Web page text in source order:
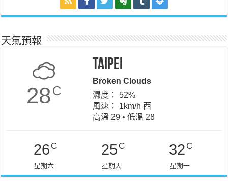
天氣預報
28C
Taipei
Broken Clouds
濕度： 52%
風速： 1km/h 西
高溫 29 • 低溫 28
26 C
星期六
25 C
星期天
32 C
星期一